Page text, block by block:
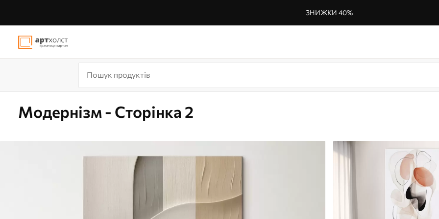
ЗНИЖКИ 40%
Модернізм - Сторінка 2